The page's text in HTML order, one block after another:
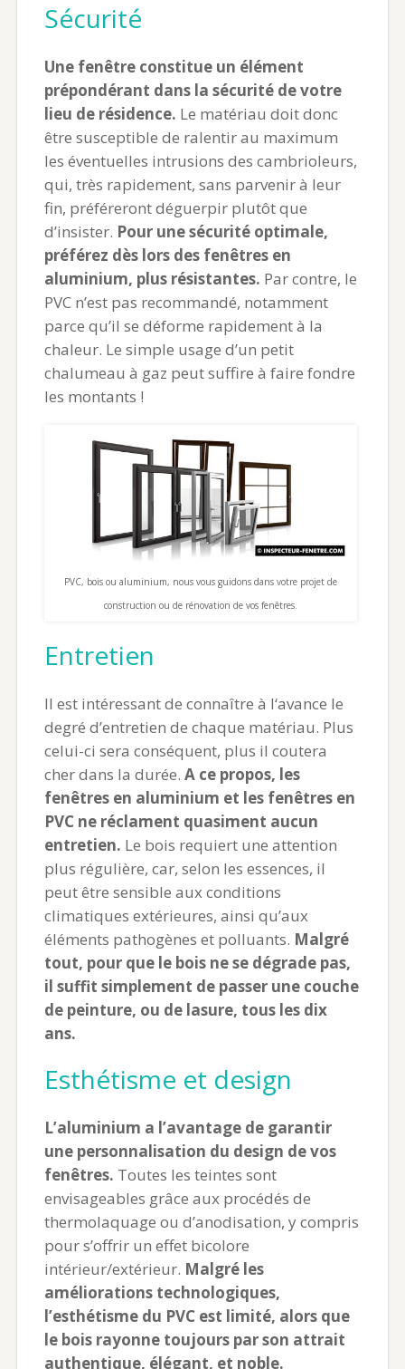
Sécurité
Une fenêtre constitue un élément
prépondérant dans la sécurité de votre
lieu de résidence. Le matériau doit donc
être susceptible de ralentir au maximum
les éventuelles intrusions des cambrioleurs,
qui, très rapidement, sans parvenir à leur
fin, préféreront déguerpir plutôt que
d’insister. Pour une sécurité optimale,
préférez dès lors des fenêtres en
aluminium, plus résistantes. Par contre, le
PVC n’est pas recommandé, notamment
parce qu’il se déforme rapidement à la
chaleur. Le simple usage d’un petit
chalumeau à gaz peut suffire à faire fondre
les montants !
PVC, bois ou aluminium, nous vous guidons dans votre projet de
construction ou de rénovation de vos fenêtres.
Entretien
Il est intéressant de connaître à l‘avance le
degré d’entretien de chaque matériau. Plus
celui-ci sera conséquent, plus il coutera
cher dans la durée. A ce propos, les
fenêtres en aluminium et les fenêtres en
PVC ne réclament quasiment aucun
entretien. Le bois requiert une attention
plus régulière, car, selon les essences, il
peut être sensible aux conditions
climatiques extérieures, ainsi qu’aux
éléments pathogènes et polluants. Malgré
tout, pour que le bois ne se dégrade pas,
il suffit simplement de passer une couche
de peinture, ou de lasure, tous les dix
ans.
Esthétisme et design
L’aluminium a l’avantage de garantir
une personnalisation du design de vos
fenêtres. Toutes les teintes sont
envisageables grâce aux procédés de
thermolaquage ou d’anodisation, y compris
pour s’offrir un effet bicolore
intérieur/extérieur. Malgré les
améliorations technologiques,
l’esthétisme du PVC est limité, alors que
le bois rayonne toujours par son attrait
authentique, élégant, et noble.